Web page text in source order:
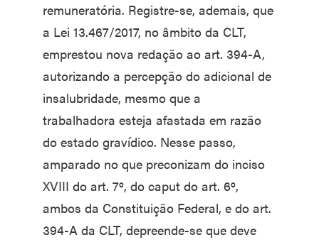
remuneratória. Registre-se, ademais, que
a Lei 13.467/2017, no âmbito da CLT,
emprestou nova redação ao art. 394-A,
autorizando a percepção do adicional de
insalubridade, mesmo que a
trabalhadora esteja afastada em razão
do estado gravídico. Nesse passo,
amparado no que preconizam do inciso
XVIII do art. 7º, do caput do art. 6º,
ambos da Constituição Federal, e do art.
394-A da CLT, depreende-se que deve